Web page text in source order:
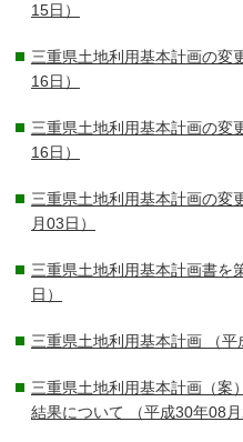
15日）
三重県土地利用基本計画の変
16日）
三重県土地利用基本計画の変
16日）
三重県土地利用基本計画の変
月03日）
三重県土地利用基本計画書を
日）
三重県土地利用基本計画 （平
三重県土地利用基本計画（案
結果について （平成30年08月